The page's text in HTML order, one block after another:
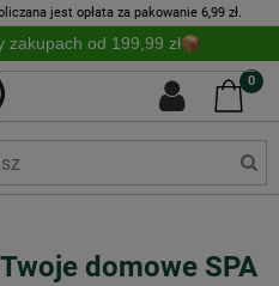
jest opłata za pakowanie 6,99 zł.
zakupach od 199,99 zł
0
domowe SPA